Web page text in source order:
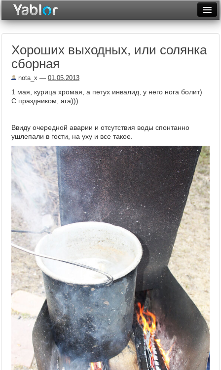
Неделя
Фототоп
Видеотоп
Хороших выходных, или солянка
сборная
nota_x — 01.05.2013
1 мая, курица хромая, а петух инвалид, у него нога болит)
С праздником, ага)))
Ввиду очередной аварии и отсутствия воды спонтанно
ушлепали в гости, на уху и все такое.